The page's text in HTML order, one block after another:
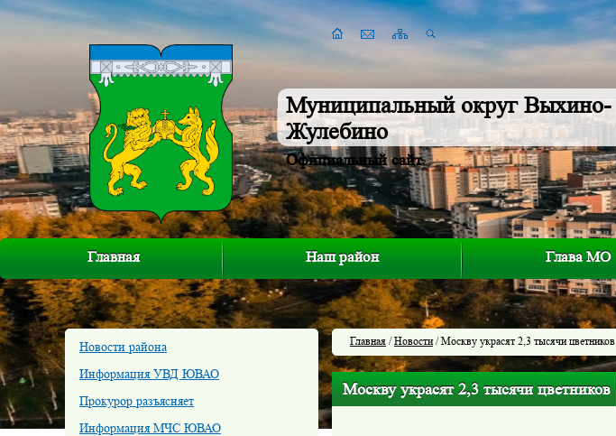
Муниципальный округ Выхино-
Жулебино
Официальный сайт
Главная Наш район Глава МО
Новости района
Информация УВД ЮВАО
Прокурор разъясняет
Информация МЧС ЮВАО
Главная /Новости/ Москву украсят 2,3 тысячи цветников
Москву украсят 2,3 тысячи цветников